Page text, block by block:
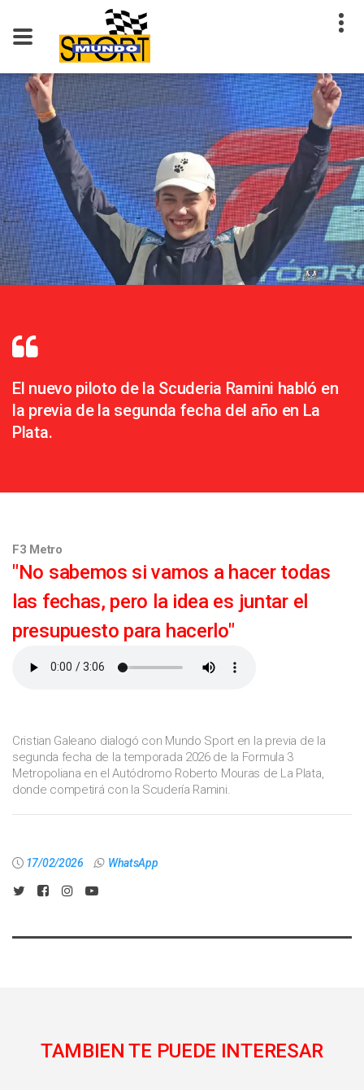
El nuevo piloto de la Scuderia Ramini habló en
la previa de la segunda fecha del año en La
Plata.
F3 Metro
"No sabemos si vamos a hacer todas
las fechas, pero la idea es juntar el
presupuesto para hacerlo"
Cristian Galeano dialogó con Mundo Sport en la previa de la
segunda fecha de la temporada 2026 de la Formula 3
Metropoliana en el Autódromo Roberto Mouras de La Plata,
donde competirá con la Scudería Ramini.
17/02/2026 WhatsApp
TAMBIEN TE PUEDE INTERESAR